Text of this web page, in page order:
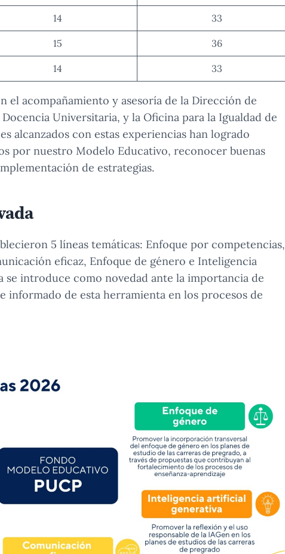
14 33
15 36
14 33
el acompañamiento y asesoría de la Dirección de
Universitaria, y la Oficina para la Igualdad de
alcanzados con estas experiencias han logrado
por nuestro Modelo Educativo, reconocer buenas
de estrategias.
5 líneas temáticas: Enfoque por competencias,
eficaz, Enfoque de género e Inteligencia
se introduce como novedad ante la importancia de
informado de esta herramienta en los procesos de